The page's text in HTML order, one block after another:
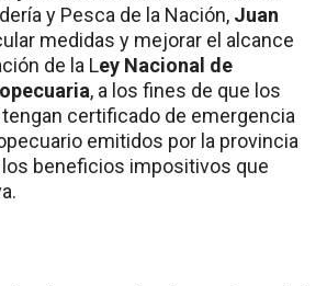
y Pesca de la Nación, Juan
medidas y mejorar el alcance
de la Ley Nacional de
, a los fines de que los
certificado de emergencia
emitidos por la provincia
beneficios impositivos que